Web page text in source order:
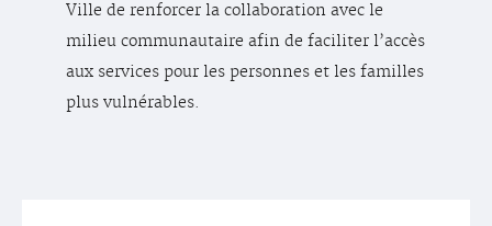
Ville de renforcer la collaboration avec le
milieu communautaire afin de faciliter l’accès
aux services pour les personnes et les familles
plus vulnérables.